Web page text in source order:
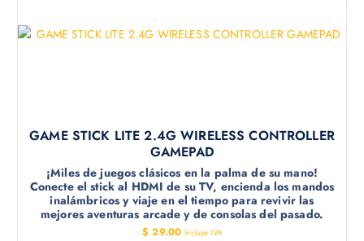
GAME STICK LITE 2.4G WIRELESS CONTROLLER
GAMEPAD
¡Miles de juegos clásicos en la palma de su mano!
Conecte el stick al HDMI de su TV, encienda los mandos
inalámbricos y viaje en el tiempo para revivir las
mejores aventuras arcade y de consolas del pasado.
$ 29.00 Incluye IVA